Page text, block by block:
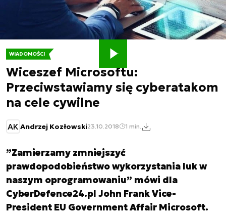
WIADOMOŚCI
Wiceszef Microsoftu:
Przeciwstawiamy się cyberatakom
na cele cywilne
AK Andrzej Kozłowski23.10.2018 1 min.
”Zamierzamy zmniejszyć
prawdopodobieństwo wykorzystania luk w
naszym oprogramowaniu” mówi dla
CyberDefence24.pl John Frank Vice-
President EU Government Affair Microsoft.